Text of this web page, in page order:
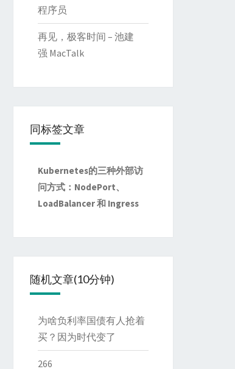
程序员
再见，极客时间 – 池建
强 MacTalk
同标签文章
Kubernetes的三种外部访
问方式：NodePort、
LoadBalancer 和 Ingress
随机文章(10分钟)
为啥负利率国债有人抢着
买？因为时代变了
266